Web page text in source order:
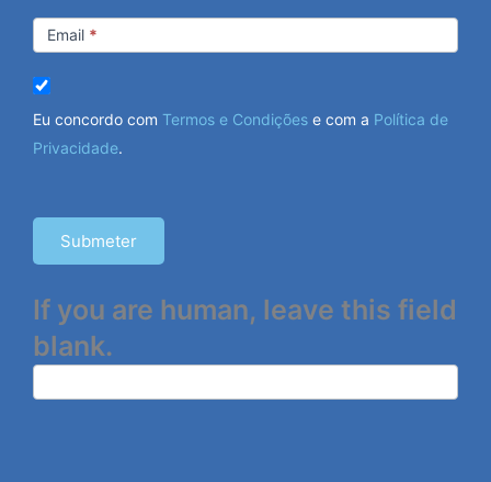
Email *
Eu concordo com Termos e Condições e com a Política de
Privacidade.
Submeter
If you are human, leave this field
blank.